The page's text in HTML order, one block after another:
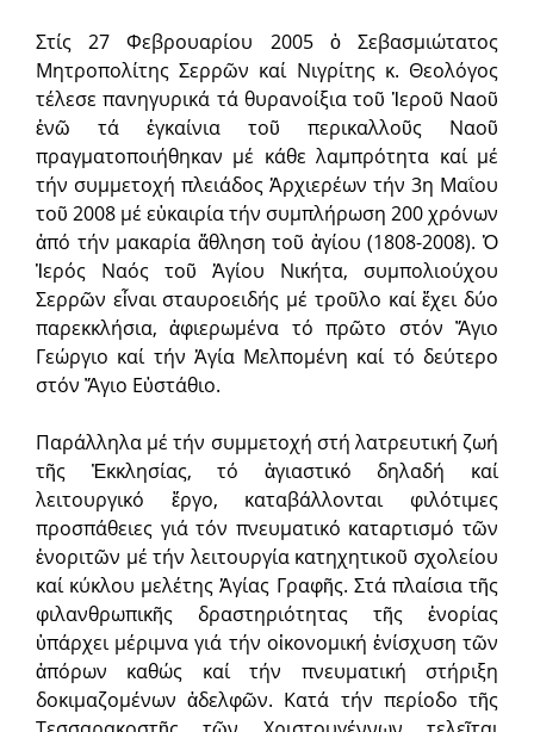
Στίς 27 Φεβρουαρίου 2005 ὁ Σεβασμιώτατος
Μητροπολίτης Σερρῶν καί Νιγρίτης κ. Θεολόγος
τέλεσε πανηγυρικά τά θυρανοίξια τοῦ Ἱεροῦ Ναοῦ
ἐνῶ τά ἐγκαίνια τοῦ περικαλλοῦς Ναοῦ
πραγματοποιήθηκαν μέ κάθε λαμπρότητα καί μέ
τήν συμμετοχή πλειάδος Ἀρχιερέων τήν 3η Μαΐου
τοῦ 2008 μέ εὐκαιρία τήν συμπλήρωση 200 χρόνων
ἀπό τήν μακαρία ἄθληση τοῦ ἁγίου (1808-2008). Ὁ
Ἱερός Ναός τοῦ Ἁγίου Νικήτα, συμπολιούχου
Σερρῶν εἶναι σταυροειδής μέ τροῦλο καί ἔχει δύο
παρεκκλήσια, ἀφιερωμένα τό πρῶτο στόν Ἅγιο
Γεώργιο καί τήν Ἁγία Μελπομένη καί τό δεύτερο
στόν Ἅγιο Εὐστάθιο.
Παράλληλα μέ τήν συμμετοχή στή λατρευτική ζωή
τῆς Ἐκκλησίας, τό ἁγιαστικό δηλαδή καί
λειτουργικό ἔργο, καταβάλλονται φιλότιμες
προσπάθειες γιά τόν πνευματικό καταρτισμό τῶν
ἐνοριτῶν μέ τήν λειτουργία κατηχητικοῦ σχολείου
καί κύκλου μελέτης Ἁγίας Γραφῆς. Στά πλαίσια τῆς
φιλανθρωπικῆς δραστηριότητας τῆς ἐνορίας
ὑπάρχει μέριμνα γιά τήν οἰκονομική ἐνίσχυση τῶν
ἀπόρων καθώς καί τήν πνευματική στήριξη
δοκιμαζομένων ἀδελφῶν. Κατά τήν περίοδο τῆς